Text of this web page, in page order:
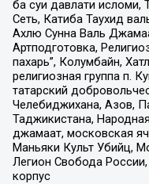
ба суи давлати исломи,
Сеть, Катиба Таухид
Ахлю Сунна Валь
Артподготовка,
пахарь”, Колумбайн,
религиозная группа п.
татарский
Челебиджихана, Азов,
Таджикистана,
джамаат, московская
Маньяки Культ Убийц,
Легион Свобода
корпус